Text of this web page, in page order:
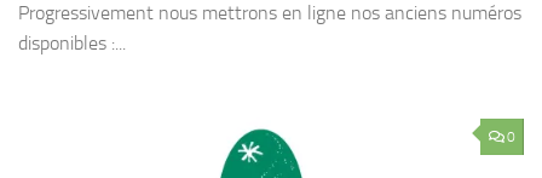
Progressivement nous mettrons en ligne nos anciens numéros
disponibles :...
0